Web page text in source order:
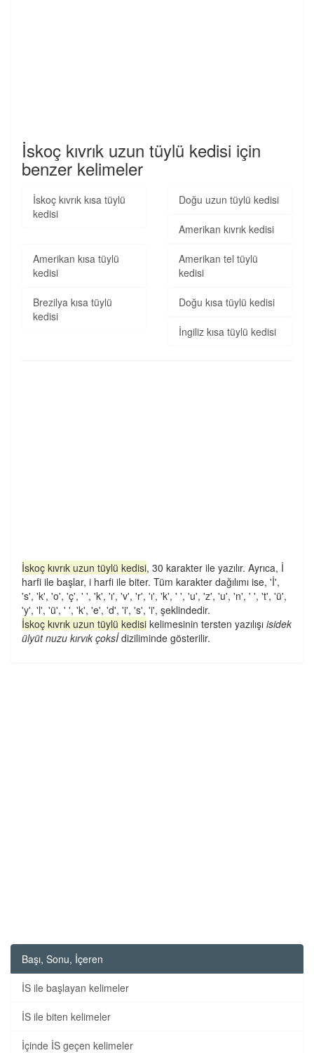
İskoç kıvrık uzun tüylü kedisi için
benzer kelimeler
İskoç kıvrık kısa tüylü
kedisi
Doğu uzun tüylü kedisi
Amerikan kıvrık kedisi
Amerikan kısa tüylü
kedisi
Amerikan tel tüylü
kedisi
Brezilya kısa tüylü
kedisi
Doğu kısa tüylü kedisi
İngiliz kısa tüylü kedisi
İskoç kıvrık uzun tüylü kedisi, 30 karakter ile yazılır. Ayrıca, İ
harfi ile başlar, i harfi ile biter. Tüm karakter dağılımı ise, 'İ',
's', 'k', 'o', 'ç', ' ', 'k', 'ı', 'v', 'r', 'ı', 'k', ' ', 'u', 'z', 'u', 'n', ' ', 't', 'ü',
'y', 'l', 'ü', ' ', 'k', 'e', 'd', 'i', 's', 'i', şeklindedir.
İskoç kıvrık uzun tüylü kedisi kelimesinin tersten yazılışı isidek
ülyüt nuzu kırvık çoksİdiziliminde gösterilir.
Başı, Sonu, İçeren
İS ile başlayan kelimeler
İS ile biten kelimeler
İçinde İS geçen kelimeler